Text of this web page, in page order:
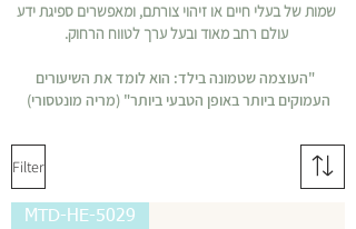
שמות של בעלי חיים או זיהוי צורתם, ומאפשרים ספיגת ידע
עולם רחב מאוד ובעל ערך לטווח הרחוק.
"העוצמה שטמונה בילד: הוא לומד את השיעורים
העמוקים ביותר באופן הטבעי ביותר" (מריה מונטסורי)
Filter
MTD-HE-5029